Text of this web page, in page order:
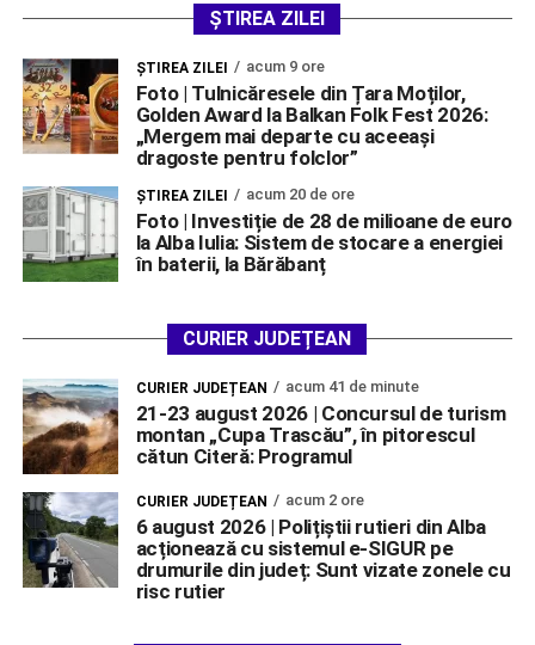
ȘTIREA ZILEI
ŞTIREA ZILEI acum 9 ore
Foto | Tulnicăresele din Țara Moților,
Golden Award la Balkan Folk Fest 2026:
„Mergem mai departe cu aceeași
dragoste pentru folclor”
ŞTIREA ZILEI acum 20 de ore
Foto | Investiție de 28 de milioane de euro
la Alba Iulia: Sistem de stocare a energiei
în baterii, la Bărăbanț
CURIER JUDEȚEAN
CURIER JUDEȚEAN acum 41 de minute
21-23 august 2026 | Concursul de turism
montan „Cupa Trascău”, în pitorescul
cătun Citeră: Programul
CURIER JUDEȚEAN acum 2 ore
6 august 2026 | Polițiștii rutieri din Alba
acționează cu sistemul e-SIGUR pe
drumurile din județ: Sunt vizate zonele cu
risc rutier